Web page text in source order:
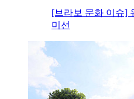
[브라보 문화 이슈]
미선